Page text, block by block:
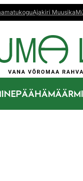
Ajakiri Muusika